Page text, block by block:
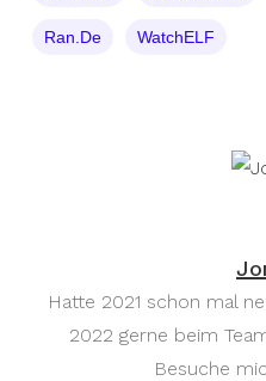
Ran.de WatchELF
Hatte 2021 schon mal
2022 gerne beim
Besuche